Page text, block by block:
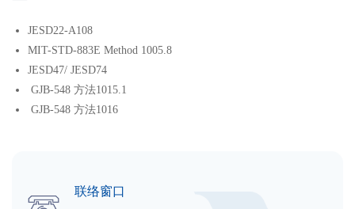
JESD22-A108
MIT-STD-883E Method 1005.8
JESD47/ JESD74
GJB-548 方法1015.1
GJB-548 方法1016
联络窗口